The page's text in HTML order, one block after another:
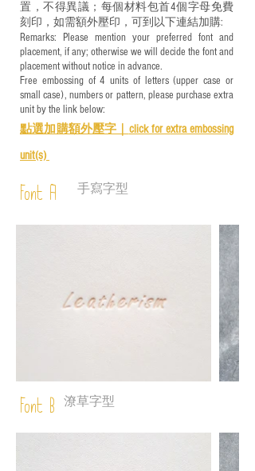
置，不得異議；每個材料包首4個字母免費
刻印，如需額外壓印，可到以下連結加購:
Remarks: Please mention your preferred font and
placement, if any; otherwise we will decide the font and
placement without notice in advance.
Free embossing of 4 units of letters (upper case or
small case), numbers or pattern, please purchase extra
unit by the link below:
點選加購額外壓字｜ click for extra embossing
unit(s)
Font A 手寫字型
Font B 潦草字型